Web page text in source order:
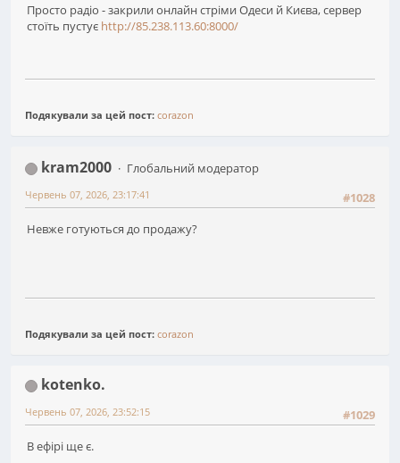
Просто радіо - закрили онлайн стріми Одеси й Києва, сервер
стоїть пустує http://85.238.113.60:8000/
Подякували за цей пост: corazon
kram2000
Глобальний модератор
#1028
Червень 07, 2026, 23:17:41
Невже готуються до продажу?
Подякували за цей пост: corazon
kotenko.
#1029
Червень 07, 2026, 23:52:15
В ефірі ще є.